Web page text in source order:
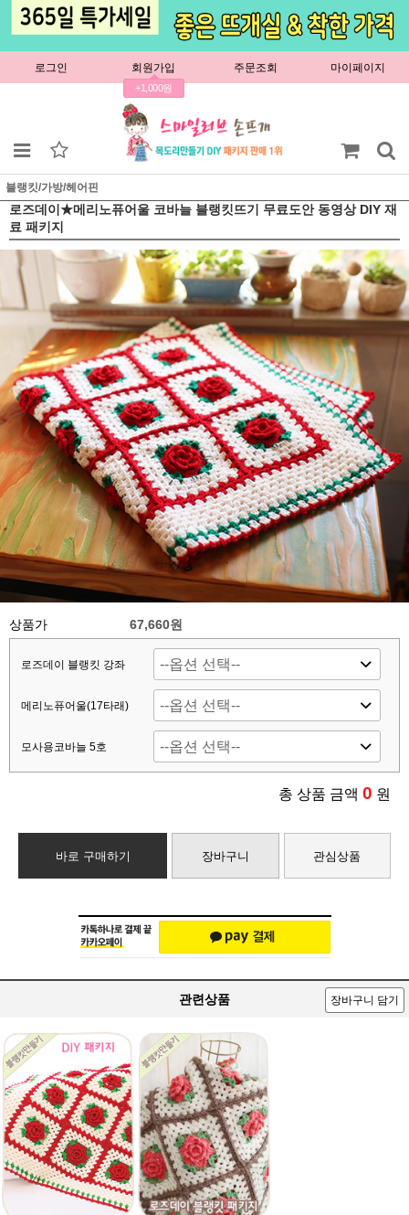
로그인 회원가입
+1,000원
주문조회 마이페이지
블랭킷/가방/헤어핀
로즈데이★메리노퓨어울 코바늘 블랭킷뜨기 무료도안 동영상 DIY 재
료 패키지
상품가 67,660원
로즈데이 블랭킷 강좌
메리노퓨어울(17타래)
모사용코바늘 5호
총 상품 금액 0 원
바로 구매하기 장바구니 관심상품
관련상품 장바구니 담기